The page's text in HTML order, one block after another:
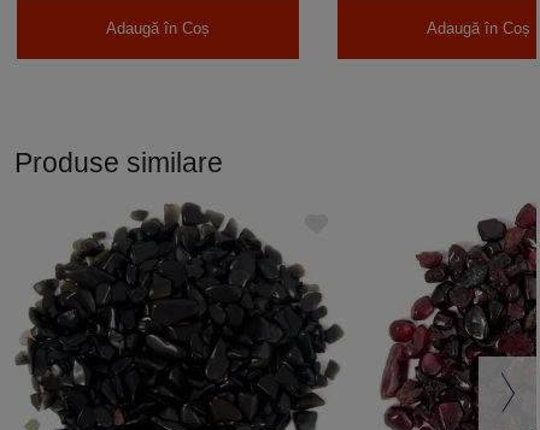
Adaugă în Coș Adaugă în Coș
Produse similare